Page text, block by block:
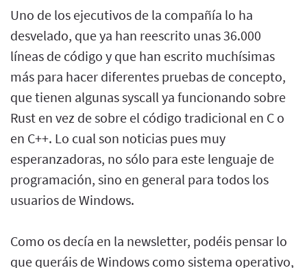
Uno de los ejecutivos de la compañía lo ha
desvelado, que ya han reescrito unas 36.000
líneas de código y que han escrito muchísimas
más para hacer diferentes pruebas de concepto,
que tienen algunas syscall ya funcionando sobre
Rust en vez de sobre el código tradicional en C o
en C++. Lo cual son noticias pues muy
esperanzadoras, no sólo para este lenguaje de
programación, sino en general para todos los
usuarios de Windows.
Como os decía en la newsletter, podéis pensar lo
que queráis de Windows como sistema operativo,